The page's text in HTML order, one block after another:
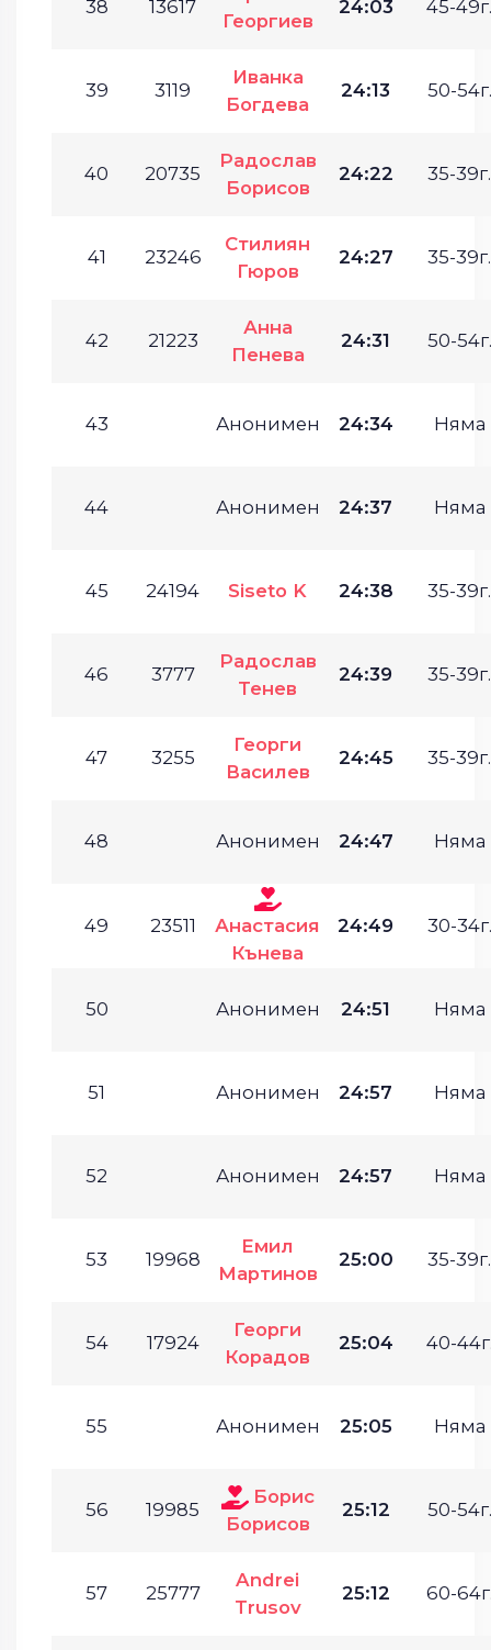
38 13617
Георгиев
24:03 45-49г.
39 3119
Иванка
Богдева
24:13 50-54г.
40 20735
Радослав
Борисов
24:22 35-39г.
41 23246
Стилиян
Гюров
24:27 35-39г.
42 21223
Анна
Пенева
24:31 50-54г.
43 Анонимен 24:34 Няма
44 Анонимен 24:37 Няма
45 24194 Siseto K 24:38 35-39г.
46 3777
Радослав
Тенев
24:39 35-39г.
47 3255
Георги
Василев
24:45 35-39г.
48 Анонимен 24:47 Няма
49 23511
Анастасия
Кънева
24:49 30-34г.
50 Анонимен 24:51 Няма
51 Анонимен 24:57 Няма
52 Анонимен 24:57 Няма
53 19968
Емил
Мартинов
25:00 35-39г.
54 17924
Георги
Корадов
25:04 40-
55 Анонимен 25:05 Няма
56 19985
Борис
Борисов
25:12 50-54г.
57 25777
Andrei
Trusov
25:12 60-